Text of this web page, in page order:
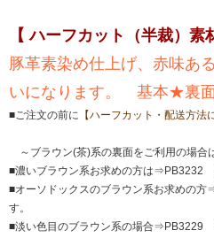
【 ハーフカット（半裁）素
豚革素染め仕上げ、赤味あ
いになります。 基本★裏
■ご注文の前に 【ハーフカット・配送方法
～ブラウン(茶)系の裏面をご利用の場合
■濃いブラウン系お求めの方は⇒PB3232
■オーソドックスのブラウン系お求めの
す。
■淡い色目のブラウン系の場合⇒PB3229